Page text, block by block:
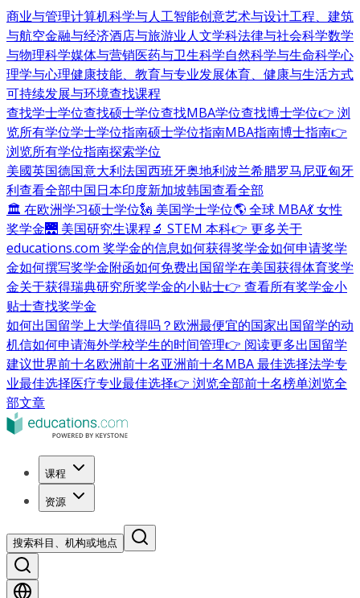
商业与管理计算机科学与人工智能创意艺术与设计工程、建筑
与航空金融与经济酒店与旅游业人文学科法律与社会科学数学
与物理科学媒体与营销医药与卫生科学自然科学与生命科学心
理学与心理健康技能、教育与专业发展体育、健康与生活方式
可持续发展与环境查找课程
查找学士学位查找硕士学位查找MBA学位查找博士学位👉 浏
览所有学位学士学位指南硕士学位指南MBA指南博士指南👉
浏览所有学位指南探索学位
美國英国德国意大利法国西班牙奥地利波兰希腊罗马尼亚匈牙
利查看全部中国日本印度新加坡韩国查看全部
🏛 在欧洲学习硕士学位🗽 美国学士学位🌎 全球 MBA💃 女性
奖学金🌉 美国研究生课程🔬 STEM 本科👉 更多关于
educations.com 奖学金的信息如何获得奖学金如何申请奖学
金如何撰写奖学金附函如何免费出国留学在美国获得体育奖学
金关于获得瑞典研究所奖学金的小贴士👉 查看所有奖学金小
贴士查找奖学金
如何出国留学上大学值得吗？ 欧洲最便宜的国家出国留学的动
机信如何申请海外学校学生的时间管理👉 阅读更多出国留学
建议世界前十名欧洲前十名亚洲前十名MBA 最佳选择法学专
业最佳选择医疗专业最佳选择👉 浏览全部前十名榜单浏览全
部文章
课程
资源
搜索科目、机构或地点